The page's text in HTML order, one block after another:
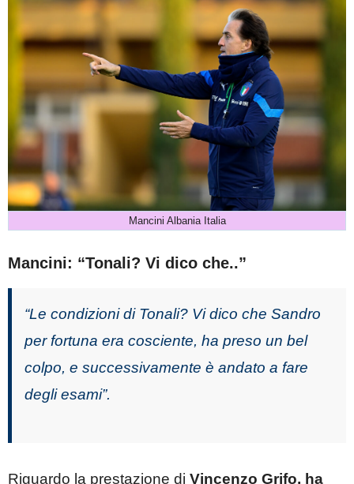
Mancini Albania Italia
Mancini: “Tonali? Vi dico che..”
“Le condizioni di Tonali? Vi dico che Sandro
per fortuna era cosciente, ha preso un bel
colpo, e successivamente è andato a fare
degli esami”.
Riguardo la prestazione di Vincenzo Grifo, ha